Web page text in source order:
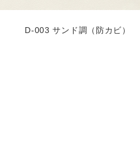
D-003 サンド調（防カビ）